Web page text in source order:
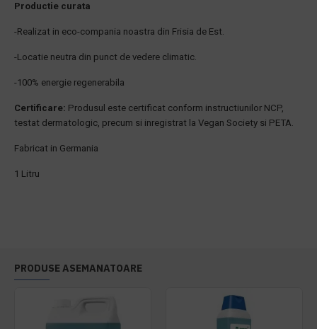
Productie curata
-Realizat in eco-compania noastra din Frisia de Est.
-Locatie neutra din punct de vedere climatic.
-100% energie regenerabila
Certificare: Produsul este certificat conform instructiunilor NCP,
testat dermatologic, precum si inregistrat la Vegan Society si PETA.
Fabricat in Germania
1 Litru
PRODUSE ASEMANATOARE